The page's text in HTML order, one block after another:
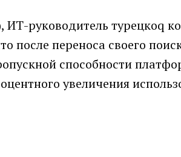
руководитель турецкоq
после переноса своего
способности
увеличения